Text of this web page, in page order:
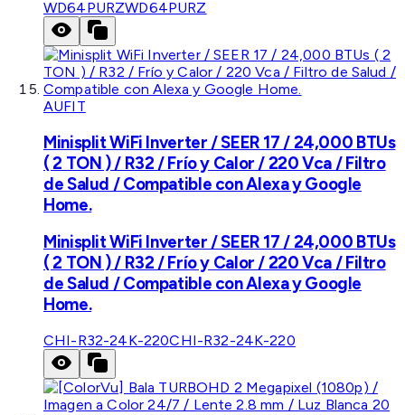
WD64PURZWD64PURZ
AUFIT
Minisplit WiFi Inverter / SEER 17 / 24,000 BTUs
( 2 TON ) / R32 / Frío y Calor / 220 Vca / Filtro
de Salud / Compatible con Alexa y Google
Home.
Minisplit WiFi Inverter / SEER 17 / 24,000 BTUs
( 2 TON ) / R32 / Frío y Calor / 220 Vca / Filtro
de Salud / Compatible con Alexa y Google
Home.
CHI-R32-24K-220CHI-R32-24K-220